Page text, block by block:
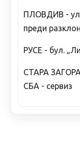
ПЛОВДИВ - ул.
преди
РУСЕ - бул.
СТАРА
СБА - сервиз